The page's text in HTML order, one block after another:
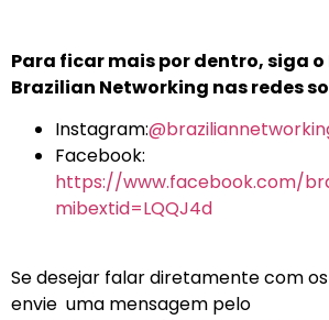
Para ficar mais por dentro, siga
Brazilian Networking nas redes
Instagram:
Facebook:
https://www.facebook.com/
mibextid=LQQJ4d
Se desejar falar diretamente com
envie uma mensagem pelo